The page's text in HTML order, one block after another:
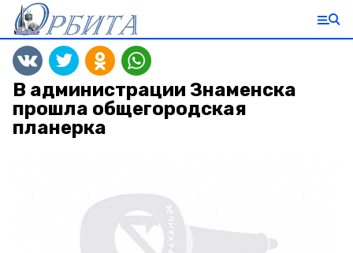
В администрации Знаменска
прошла общегородская
планерка